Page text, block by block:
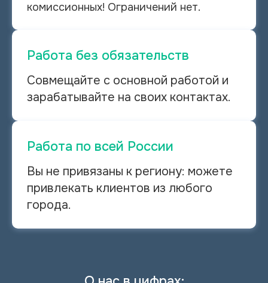
комиссионных! Ограничений нет.
Работа без обязательств
Совмещайте с основной работой и
зарабатывайте на своих контактах.
Работа по всей России
Вы не привязаны к региону: можете
привлекать клиентов из любого
города.